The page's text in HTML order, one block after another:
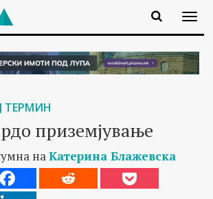
ТЕРМИН
приземјување
наКатерина Блажевска